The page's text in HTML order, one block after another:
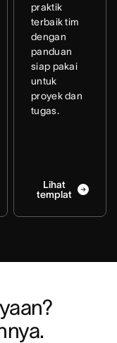
praktik
terbaik tim
dengan
panduan
siap pakai
untuk
proyek dan
tugas.
Lihat
templat